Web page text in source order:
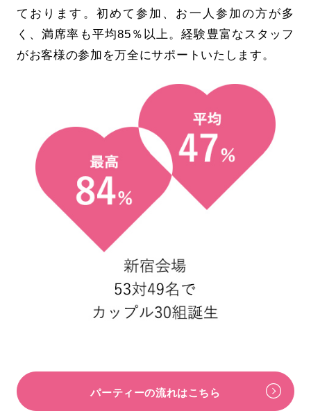
ております。初めて参加、お一人参加の方が多
く、満席率も平均85％以上。経験豊富なスタッフ
がお客様の参加を万全にサポートいたします。
パーティーの流れはこちら